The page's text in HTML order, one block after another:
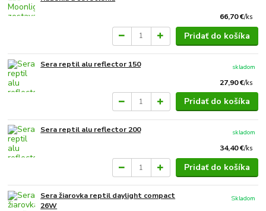
66,70 €/ks
Pridať do košíka
Sera reptil alu reflector 150
27,90 €/ks
skladom
Pridať do košíka
Sera reptil alu reflector 200
34,40 €/ks
skladom
Pridať do košíka
Sera žiarovka reptil daylight compact
26W
Skladom